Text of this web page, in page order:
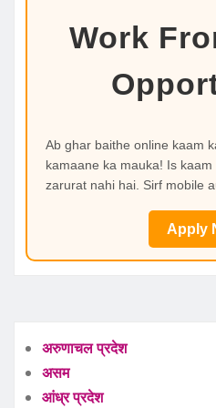
Work
Ab ghar baithe online kaam
kamaane ka mauka! Is
zarurat nahi hai. Sirf mobile
Apply
अरुणाचल प्रदेश
असम
आंध्र प्रदेश